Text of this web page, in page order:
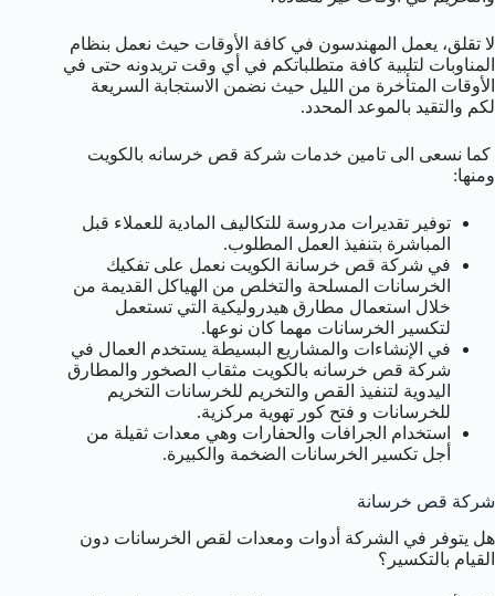
لا تقلق، يعمل المهندسون في كافة الأوقات حيث نعمل بنظام
المناوبات لتلبية كافة متطلباتكم في أي وقت تريدونه حتى في
الأوقات المتأخرة من الليل حيث نضمن الاستجابة السريعة
لكم والتقيد بالموعد المحدد.
كما نسعى الى تامين خدمات شركة قص خرسانه بالكويت
ومنها:
توفير تقديرات مدروسة للتكاليف المادية للعملاء قبل
المباشرة بتنفيذ العمل المطلوب.
في شركة قص خرسانة الكويت نعمل على تفكيك
الخرسانات المسلحة والتخلص من الهياكل القديمة من
خلال استعمال مطارق هيدروليكية التي تستعمل
لتكسير الخرسانات مهما كان نوعها.
في الإنشاءات والمشاريع البسيطة يستخدم العمال في
شركة قص خرسانه بالكويت مثقاب الصخور والمطارق
اليدوية لتنفيذ القص والتخريم للخرسانات التخريم
للخرسانات و فتح كور تهوية مركزية.
استخدام الجرافات والحفارات وهي معدات ثقيلة من
أجل تكسير الخرسانات الضخمة والكبيرة.
شركة قص خرسانة
هل يتوفر في الشركة أدوات ومعدات لقص الخرسانات دون
القيام بالتكسير؟